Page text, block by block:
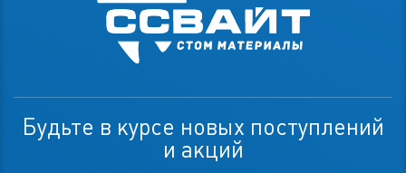
Будьте в курсе новых поступлений
и акций